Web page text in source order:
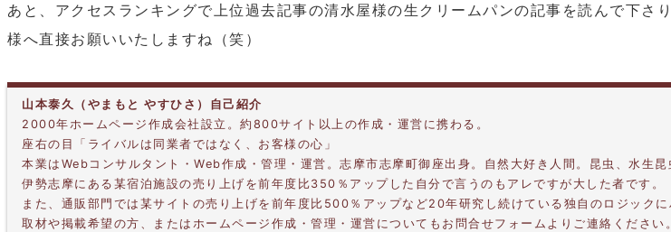
あと、アクセスランキングで上位過去記事の清水屋様の生クリームパンの記事を読んで下
様へ直接お願いいたしますね（笑）
山本泰久（やまもと やすひさ）自己紹介
2000年ホームページ作成会社設立。約800サイト以上の作成・運営に携わる。
座右の目「ライバルは同業者ではなく、お客様の心」
本業はWebコンサルタント・Web作成・管理・運営。志摩市志摩町御座出身。自然大好き人間。昆虫、水生昆
伊勢志摩にある某宿泊施設の売り上げを前年度比350％アップした自分で言うのもアレですが大した者です。
また、通販部門では某サイトの売り上げを前年度比500％アップなど20年研究し続けている独自のロジックに
取材や掲載希望の方、またはホームページ作成・管理・運営についてもお問合せフォームよりご連絡ください。